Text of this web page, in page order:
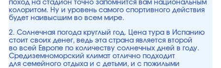
поход на стадион точно запомнится вам национальным
колоритом. Ну и уровень самого спортивного действия
будет наивысшим во всем мире.
2. Солнечная погода круглый год. Цена тура в Испанию
стоит своих денег, ведь эта страна является второй
во всей Европе по количеству солнечных дней в году.
Средиземноморский климат отлично подходит
для семейного отдыха и с детьми, и с пожилыми